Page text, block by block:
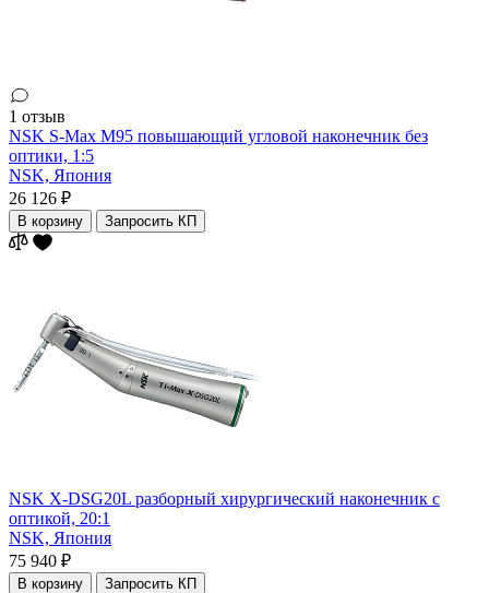
1 отзыв
NSK S-Max M95 повышающий угловой наконечник без
оптики, 1:5
NSK, Япония
26 126 ₽
В корзину Запросить КП
NSK X-DSG20L разборный хирургический наконечник с
оптикой, 20:1
NSK, Япония
75 940 ₽
В корзину Запросить КП